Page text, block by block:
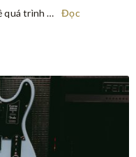
Với những ai vừa bắt đầu tìm hiểu về quá trình ghi âm, audio interface (thiết bị xử lý âm thanh) có vẻ là một thuật ngữ khó nhằn về mặt chuyên môn, nhưng thực ra, nó không đáng sợ đến vậy. Audio interface là một thiết bị cho phép… Đọc